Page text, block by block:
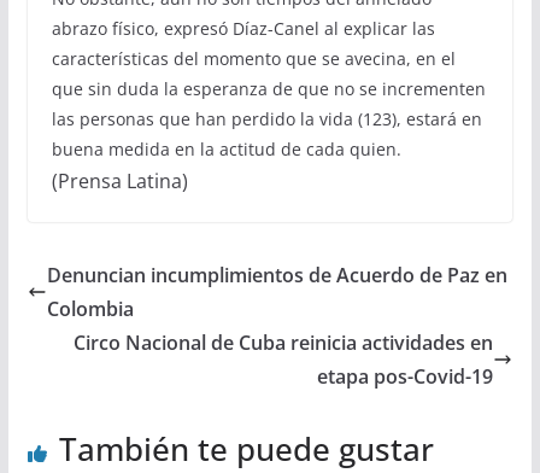
abrazo físico, expresó Díaz-Canel al explicar las
características del momento que se avecina, en el
que sin duda la esperanza de que no se incrementen
las personas que han perdido la vida (123), estará en
buena medida en la actitud de cada quien.
(Prensa Latina)
Denuncian incumplimientos de Acuerdo de Paz en
Colombia
Circo Nacional de Cuba reinicia actividades en
etapa pos-Covid-19
También te puede gustar